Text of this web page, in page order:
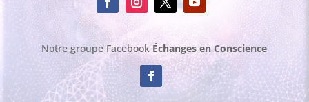
Notre groupe Facebook Échanges en Conscience